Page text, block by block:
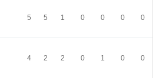
5 5 1 0 0 0 0
4 2 2 0 1 0 0